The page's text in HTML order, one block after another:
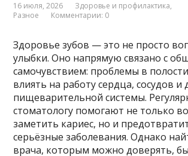
16 июля, 2026 Здоровье и профилактика,
Разное
Комментарии: 0
Здоровье зубов — это не просто
улыбки. Оно напрямую связано с
самочувствием: проблемы в
влиять на работу сердца, сосудов и
пищеварительной системы.
стоматологу помогают не только
заметить кариес, но и
серьёзные заболевания. Однако
врача, которым можно доверять,